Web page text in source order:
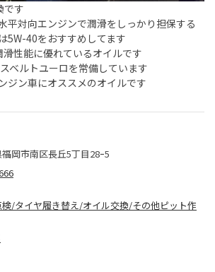
です
平対向エンジンで潤滑をしっかり担保する
5W-40をおすすめしてます
滑性能に優れているオイルです
ベルトユーロを常備しています
ジン車にオススメのオイルです
岡市南区長丘5丁目28ｰ5
/タイヤ履き替え/オイル交換/その他ピット作